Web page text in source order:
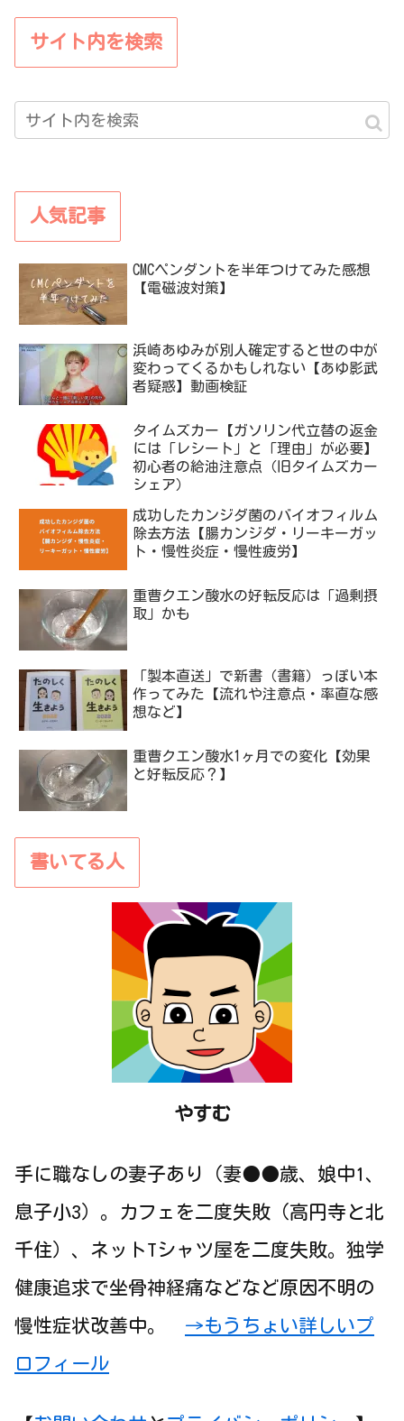
サイト内を検索
人気記事
CMCペンダントを半年つけてみた感想
【電磁波対策】
浜崎あゆみが別人確定すると世の中が
変わってくるかもしれない【あゆ影武
者疑惑】動画検証
タイムズカー【ガソリン代立替の返金
には「レシート」と「理由」が必要】
初心者の給油注意点（旧タイムズカー
シェア）
成功したカンジダ菌のバイオフィルム
除去方法【腸カンジダ・リーキーガッ
ト・慢性炎症・慢性疲労】
重曹クエン酸水の好転反応は「過剰摂
取」かも
「製本直送」で新書（書籍）っぽい本
作ってみた【流れや注意点・率直な感
想など】
重曹クエン酸水1ヶ月での変化【効果
と好転反応？】
書いてる人
やすむ
手に職なしの妻子あり（妻●●歳、娘中1、
息子小3）。カフェを二度失敗（高円寺と北
千住）、ネットTシャツ屋を二度失敗。独学
健康追求で坐骨神経痛などなど原因不明の
慢性症状改善中。 →もうちょい詳しいプ
ロフィール